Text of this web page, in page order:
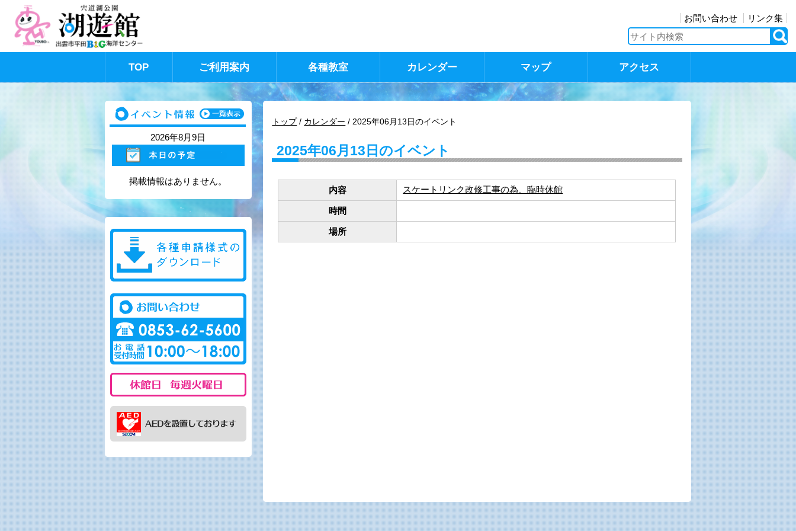
お問い合わせ リンク集
TOP ご利用案内 各種教室 カレンダー マップ アクセス
現
の
位
トップ/ カレンダー /2025年06月13日のイベント
2025年06月13日のイベント
内容 スケートリンク改修工事の為、臨時休館
時間
場所
2026年8月9日
掲載情報はありません。